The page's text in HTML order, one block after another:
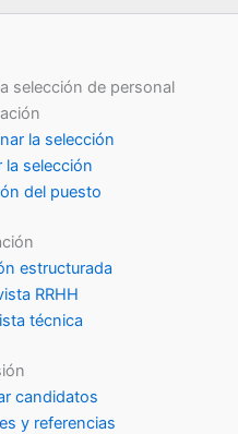
selección de personal
la selección
la selección
del puesto
estructurada
RRHH
técnica
candidatos
y referencias